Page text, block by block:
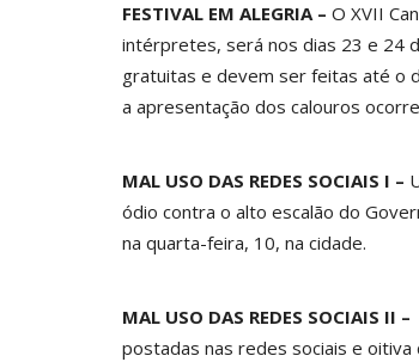
FESTIVAL EM ALEGRIA – O XVII
intérpretes, será nos dias 23 e 24
gratuitas e devem ser feitas até o
a apresentação dos calouros
MAL USO DAS REDES SOCIAIS I –
ódio contra o alto escalão do
na quarta-feira, 10, na cidade.
MAL USO DAS REDES SOCIAIS II –
postadas nas redes sociais e